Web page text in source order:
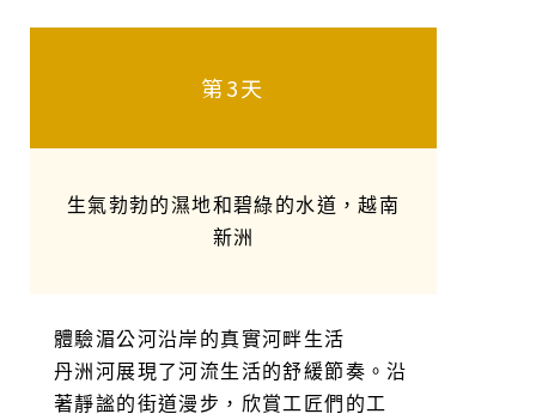
第3天
生氣勃勃的濕地和碧綠的水道，越南
新洲
體驗湄公河沿岸的真實河畔生活
丹洲河展現了河流生活的舒緩節奏。沿
著靜謐的街道漫步，欣賞工匠們的工